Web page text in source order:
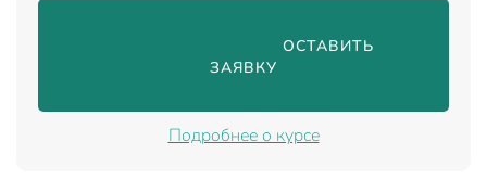
                                ОСТАВИТЬ
ЗАЯВКУ
Подробнее о курсе